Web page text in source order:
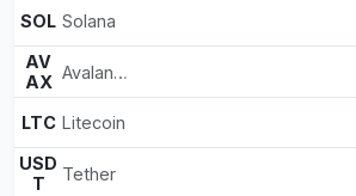
SOL Solana
AV
AX
Avalanche
LTC Litecoin
USD
T
Tether